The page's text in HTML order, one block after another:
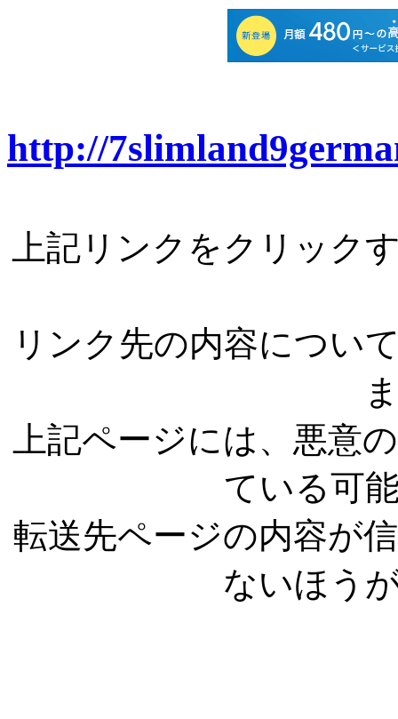
http://
上記リンクをクリック
リンク先の内容につい
上記ページには、悪意
ている可
転送先ページの内容が
ないほう